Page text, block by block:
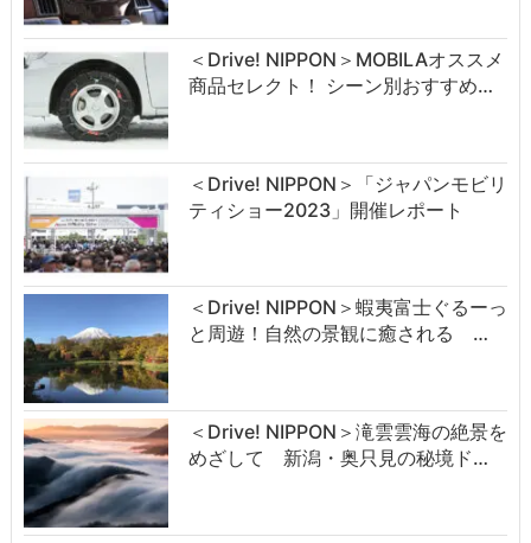
＜Drive! NIPPON＞MOBILAオススメ
商品セレクト！ シーン別おすすめ…
＜Drive! NIPPON＞「ジャパンモビリ
ティショー2023」開催レポート
＜Drive! NIPPON＞蝦夷富士ぐるーっ
と周遊！自然の景観に癒される …
＜Drive! NIPPON＞滝雲雲海の絶景を
めざして 新潟・奥只見の秘境ド…